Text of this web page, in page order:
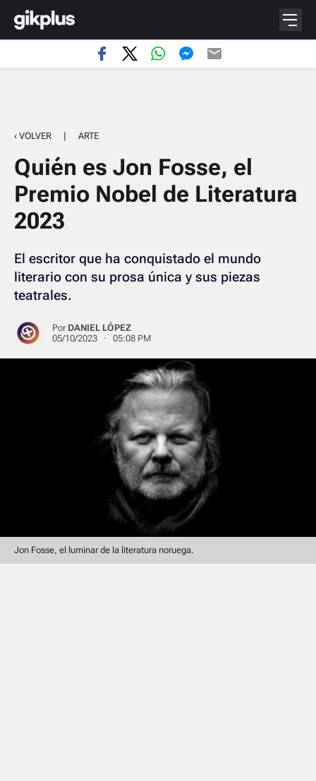
‹ VOLVER | ARTE
Quién es Jon Fosse, el
Premio Nobel de Literatura
2023
El escritor que ha conquistado el mundo
literario con su prosa única y sus piezas
teatrales.
Por DANIEL LÓPEZ
05/10/2023 · 05:08 PM
Jon Fosse, el luminar de la literatura noruega.